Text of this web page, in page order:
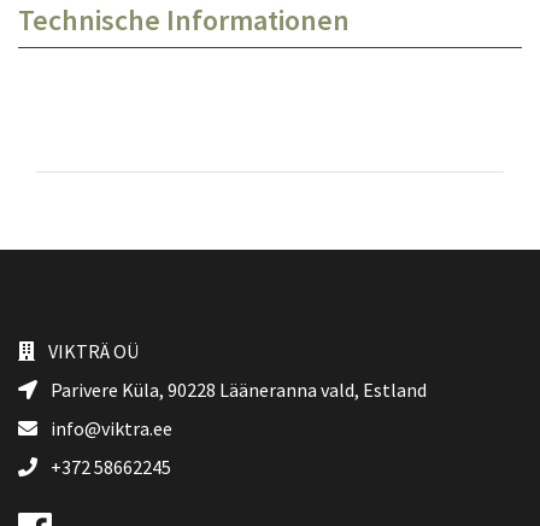
Technische Informationen
VIKTRÄ OÜ
Parivere Küla, 90228 Lääneranna vald, Estland
info@viktra.ee
+372 58662245